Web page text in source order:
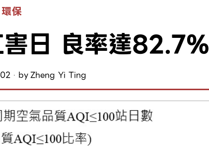
環保
日 良率達82.7%
byZheng Yi Ting